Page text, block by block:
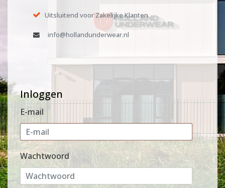
Uitsluitend voor Zakelijke Klanten
info@hollandunderwear.nl
Inloggen
E-mail
Wachtwoord